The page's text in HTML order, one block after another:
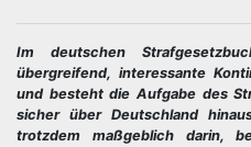
Im deutschen
übergreifend, interessante
und besteht die Aufgabe des
sicher über Deutschland
trotzdem maßgeblich darin,